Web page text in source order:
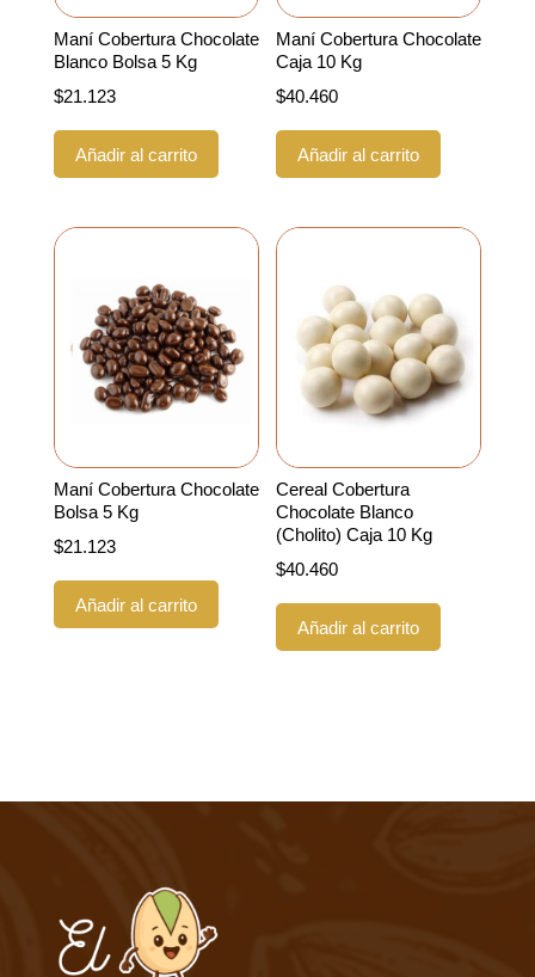
Maní Cobertura Chocolate
Blanco Bolsa 5 Kg
$21.123
Añadir al carrito
Maní Cobertura Chocolate
Caja 10 Kg
$40.460
Añadir al carrito
Maní Cobertura Chocolate
Bolsa 5 Kg
$21.123
Añadir al carrito
Cereal Cobertura
Chocolate Blanco
(Cholito) Caja 10 Kg
$40.460
Añadir al carrito